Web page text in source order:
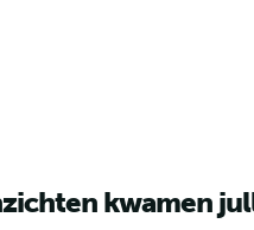
kwamen